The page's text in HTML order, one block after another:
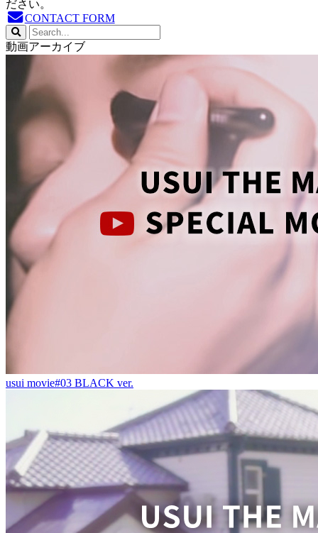
ださい。
CONTACT FORM
動画アーカイブ
usui movie#03 BLACK ver.